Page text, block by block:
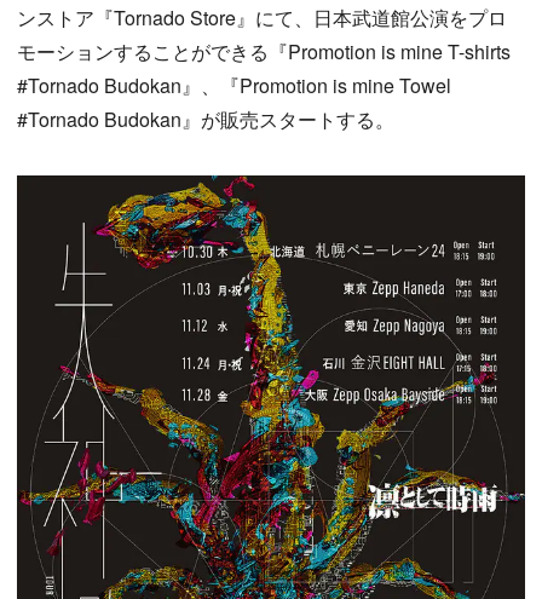
ンストア『Tornado Store』にて、日本武道館公演をプロ
モーションすることができる『Promotion is mine T-shirts
#Tornado Budokan』、『Promotion is mine Towel
#Tornado Budokan』が販売スタートする。